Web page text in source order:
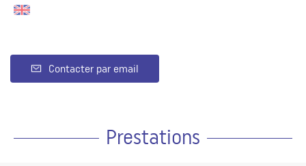
Contacter par email
Prestations